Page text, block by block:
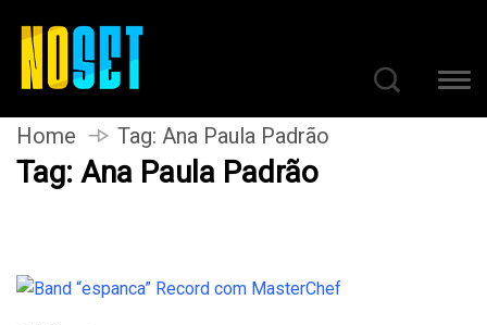
Home Tag: Ana Paula Padrão
Tag: Ana Paula Padrão